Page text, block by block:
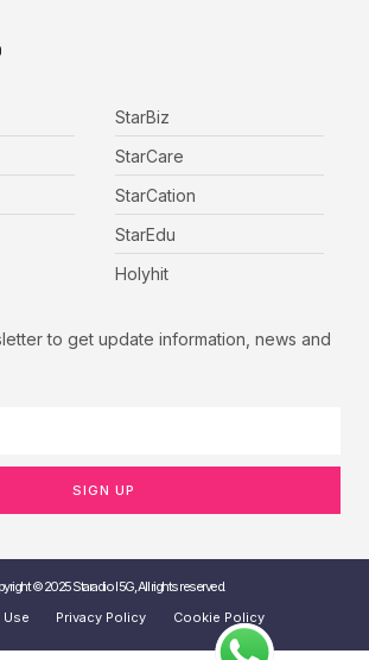
StarBiz
StarCare
StarCation
StarEdu
Holyhit
to get update information, news and
SIGN UP
© 2025 Staradio I 5G, All rights reserved.
Use
Privacy Policy Cookie Policy